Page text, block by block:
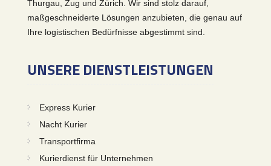
Thurgau, Zug und Zürich. Wir sind stolz darauf,
maßgeschneiderte Lösungen anzubieten, die genau auf
Ihre logistischen Bedürfnisse abgestimmt sind.
UNSERE DIENSTLEISTUNGEN
Express Kurier
Nacht Kurier
Transportfirma
Kurierdienst für Unternehmen